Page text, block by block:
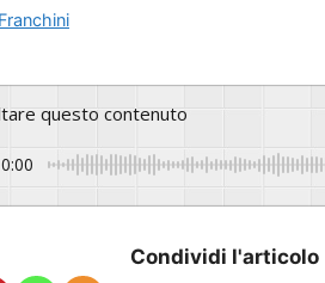
questo contenuto
0:00
Condividi l'articolo